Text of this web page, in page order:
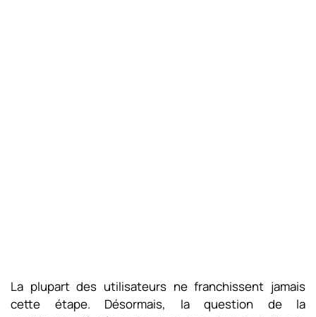
La plupart des utilisateurs ne franchissent jamais
cette étape. Désormais, la question de la